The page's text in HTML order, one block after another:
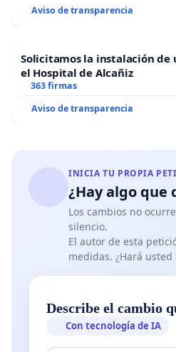
Aviso de transparencia
Solicitamos la instalación de
el Hospital de Alcañiz
363 firmas
Aviso de transparencia
INICIA TU PROPIA
¿Hay algo que
Los cambios no
silencio.
El autor de esta
medidas. ¿Hará usted
Describe el cambio
Con tecnología de IA